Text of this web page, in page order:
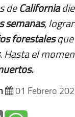
deCalifornia
semanas,
forestalesque
. Hasta el
01 Febrero